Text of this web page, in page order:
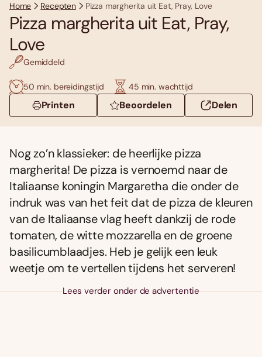
Home Recepten Pizza margherita uit Eat, Pray, Love
Pizza margherita uit Eat, Pray,
Love
Gemiddeld
50 min. bereidingstijd 45 min. wachttijd
Printen Beoordelen Delen
Nog zo’n klassieker: de heerlijke pizza
margherita! De pizza is vernoemd naar de
Italiaanse koningin Margaretha die onder de
indruk was van het feit dat de pizza de kleuren
van de Italiaanse vlag heeft dankzij de rode
tomaten, de witte mozzarella en de groene
basilicumblaadjes. Heb je gelijk een leuk
weetje om te vertellen tijdens het serveren!
Lees verder onder de advertentie